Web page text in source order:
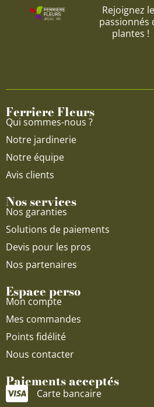
Rejoignez
passionnés
plantes !
Ferriere Fleurs
Qui sommes-nous ?
Notre jardinerie
Notre équipe
Avis clients
Nos services
Nos garanties
Solutions de paiements
Devis pour les pros
Nos partenaires
Espace perso
Mon compte
Mes commandes
Points fidélité
Nous contacter
Paiements acceptés
Carte bancaire